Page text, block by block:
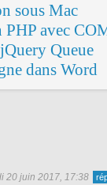
sous Mac
avec
Queue
dans Word
20 juin 2017, 17:38